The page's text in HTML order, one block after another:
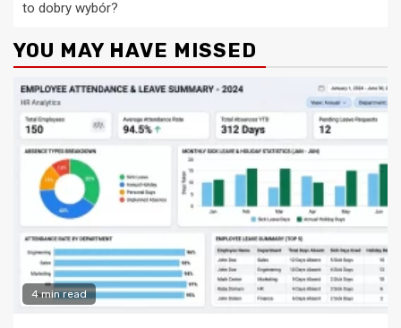
to dobry wybór?
YOU MAY HAVE MISSED
4 min read